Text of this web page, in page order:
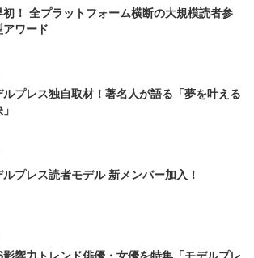
初！ 全プラットフォーム横断の大規模読者参
アワード
ルプレス独自取材！著名人が語る「夢を叶える
ルプレス読者モデル 新メンバー加入！
影響力トレンド俳優・女優を特集「モデルプレ